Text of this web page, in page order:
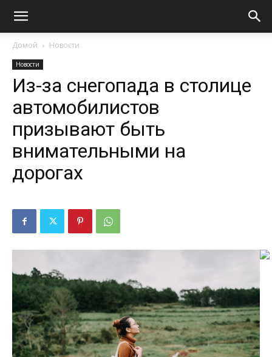
Домой Новости
Новости
Из-за снегопада в столице
автомобилистов
призывают быть
внимательными на
дорогах